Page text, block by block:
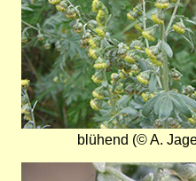
blühend (© A.